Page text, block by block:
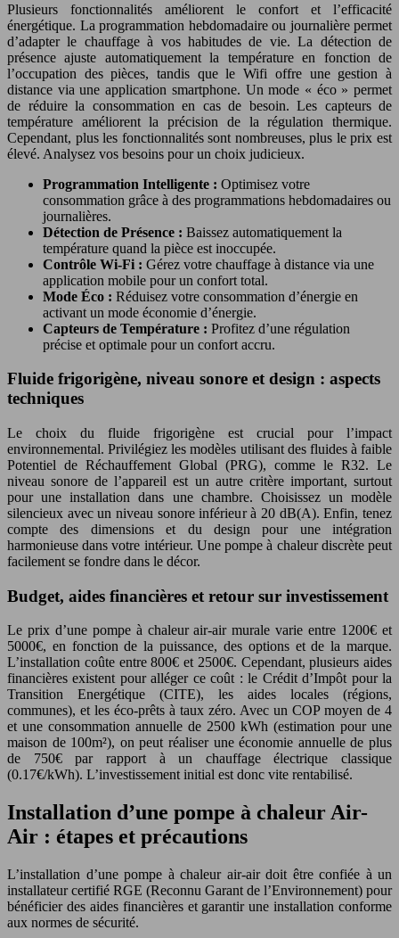
Plusieurs fonctionnalités améliorent le confort et l’efficacité
énergétique. La programmation hebdomadaire ou journalière permet
d’adapter le chauffage à vos habitudes de vie. La détection de
présence ajuste automatiquement la température en fonction de
l’occupation des pièces, tandis que le Wifi offre une gestion à
distance via une application smartphone. Un mode « éco » permet
de réduire la consommation en cas de besoin. Les capteurs de
température améliorent la précision de la régulation thermique.
Cependant, plus les fonctionnalités sont nombreuses, plus le prix est
élevé. Analysez vos besoins pour un choix judicieux.
Programmation Intelligente : Optimisez votre
consommation grâce à des programmations hebdomadaires ou
journalières.
Détection de Présence : Baissez automatiquement la
température quand la pièce est inoccupée.
Contrôle Wi-Fi : Gérez votre chauffage à distance via une
application mobile pour un confort total.
Mode Éco : Réduisez votre consommation d’énergie en
activant un mode économie d’énergie.
Capteurs de Température : Profitez d’une régulation
précise et optimale pour un confort accru.
Fluide frigorigène, niveau sonore et design : aspects
techniques
Le choix du fluide frigorigène est crucial pour l’impact
environnemental. Privilégiez les modèles utilisant des fluides à faible
Potentiel de Réchauffement Global (PRG), comme le R32. Le
niveau sonore de l’appareil est un autre critère important, surtout
pour une installation dans une chambre. Choisissez un modèle
silencieux avec un niveau sonore inférieur à 20 dB(A). Enfin, tenez
compte des dimensions et du design pour une intégration
harmonieuse dans votre intérieur. Une pompe à chaleur discrète peut
facilement se fondre dans le décor.
Budget, aides financières et retour sur investissement
Le prix d’une pompe à chaleur air-air murale varie entre 1200€ et
5000€, en fonction de la puissance, des options et de la marque.
L’installation coûte entre 800€ et 2500€. Cependant, plusieurs aides
financières existent pour alléger ce coût : le Crédit d’Impôt pour la
Transition Energétique (CITE), les aides locales (régions,
communes), et les éco-prêts à taux zéro. Avec un COP moyen de 4
et une consommation annuelle de 2500 kWh (estimation pour une
maison de 100m²), on peut réaliser une économie annuelle de plus
de 750€ par rapport à un chauffage électrique classique
(0.17€/kWh). L’investissement initial est donc vite rentabilisé.
Installation d’une pompe à chaleur Air-
Air : étapes et précautions
L’installation d’une pompe à chaleur air-air doit être confiée à un
installateur certifié RGE (Reconnu Garant de l’Environnement) pour
bénéficier des aides financières et garantir une installation conforme
aux normes de sécurité.